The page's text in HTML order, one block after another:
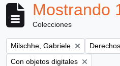
Mostrando
Colecciones
Remove filter:
Milschhe, Gabriele Remove
Remove filter:
Con objetos digitales